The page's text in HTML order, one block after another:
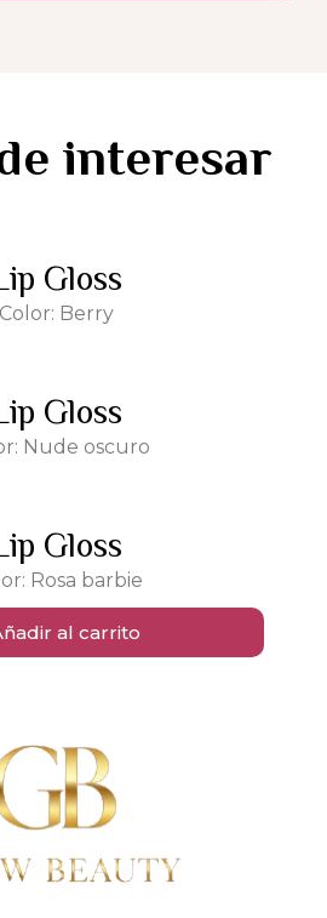
interesar
Gloss
Color: Berry
Gloss
Nude oscuro
Gloss
Rosa barbie
al carrito